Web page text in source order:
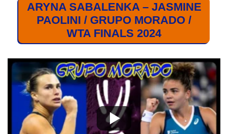
ARYNA SABALENKA – JASMINE
PAOLINI / GRUPO MORADO /
WTA FINALS 2024